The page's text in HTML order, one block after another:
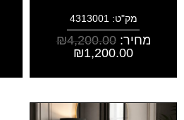
מק"ט: 4313001
מחיר: ₪4,200.00
₪1,200.00